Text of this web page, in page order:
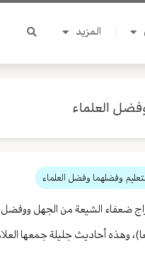
المزيد
العلماء
وفضلهما وفضل العلماء
ضعفاء الشيعة من الجهل
وهذه أحاديث جليلة جمعها